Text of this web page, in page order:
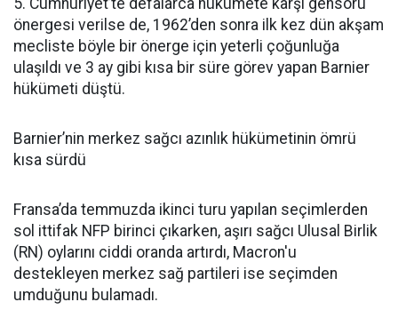
5. Cumhuriyet’te defalarca hükümete karşı gensoru
önergesi verilse de, 1962’den sonra ilk kez dün akşam
mecliste böyle bir önerge için yeterli çoğunluğa
ulaşıldı ve 3 ay gibi kısa bir süre görev yapan Barnier
hükümeti düştü.
Barnier’nin merkez sağcı azınlık hükümetinin ömrü
kısa sürdü
Fransa’da temmuzda ikinci turu yapılan seçimlerden
sol ittifak NFP birinci çıkarken, aşırı sağcı Ulusal Birlik
(RN) oylarını ciddi oranda artırdı, Macron'u
destekleyen merkez sağ partileri ise seçimden
umduğunu bulamadı.